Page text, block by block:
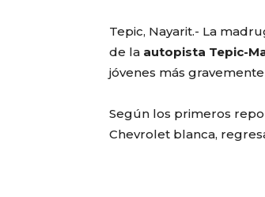
Tepic, Nayarit.- La
de la autopista Tepic-
jóvenes más
Según los primeros
Chevrolet blanca,